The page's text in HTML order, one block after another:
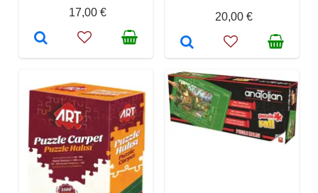
17,00 €
20,00 €